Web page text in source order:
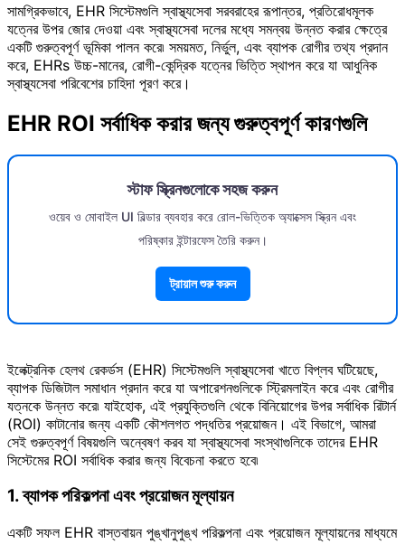
সামগ্রিকভাবে, EHR সিস্টেমগুলি স্বাস্থ্যসেবা সরবরাহের রূপান্তর, প্রতিরোধমূলক
যত্নের উপর জোর দেওয়া এবং স্বাস্থ্যসেবা দলের মধ্যে সমন্বয় উন্নত করার ক্ষেত্রে
একটি গুরুত্বপূর্ণ ভূমিকা পালন করে৷ সময়মত, নির্ভুল, এবং ব্যাপক রোগীর তথ্য প্রদান
করে, EHRs উচ্চ-মানের, রোগী-কেন্দ্রিক যত্নের ভিত্তি স্থাপন করে যা আধুনিক
স্বাস্থ্যসেবা পরিবেশের চাহিদা পূরণ করে।
EHR ROI সর্বাধিক করার জন্য গুরুত্বপূর্ণ কারণগুলি
স্টাফ স্ক্রিনগুলোকে সহজ করুন
ওয়েব ও মোবাইল UI বিল্ডার ব্যবহার করে রোল-ভিত্তিক অ্যাক্সেস স্ক্রিন এবং
পরিষ্কার ইন্টারফেস তৈরি করুন।
ট্রায়াল শুরু করুন
ইলেক্ট্রনিক হেলথ রেকর্ডস (EHR) সিস্টেমগুলি স্বাস্থ্যসেবা খাতে বিপ্লব ঘটিয়েছে,
ব্যাপক ডিজিটাল সমাধান প্রদান করে যা অপারেশনগুলিকে স্ট্রিমলাইন করে এবং রোগীর
যত্নকে উন্নত করে৷ যাইহোক, এই প্রযুক্তিগুলি থেকে বিনিয়োগের উপর সর্বাধিক রিটার্ন
(ROI) কাটানোর জন্য একটি কৌশলগত পদ্ধতির প্রয়োজন। এই বিভাগে, আমরা
সেই গুরুত্বপূর্ণ বিষয়গুলি অন্বেষণ করব যা স্বাস্থ্যসেবা সংস্থাগুলিকে তাদের EHR
সিস্টেমের ROI সর্বাধিক করার জন্য বিবেচনা করতে হবে৷
1. ব্যাপক পরিকল্পনা এবং প্রয়োজন মূল্যায়ন
একটি সফল EHR বাস্তবায়ন পুঙ্খানুপুঙ্খ পরিকল্পনা এবং প্রয়োজন মূল্যায়নের মাধ্যমে